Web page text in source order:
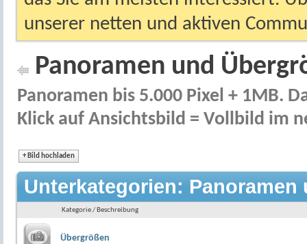
unserer netten und aktiven
Panoramen und
Panoramen bis 5.000 Pixel + 1MB.
Klick auf Ansichtsbild = Vollbild im
+Bild hochladen
Unterkategorien: Panoramen
Kategorie / Beschreibung
Übergrößen